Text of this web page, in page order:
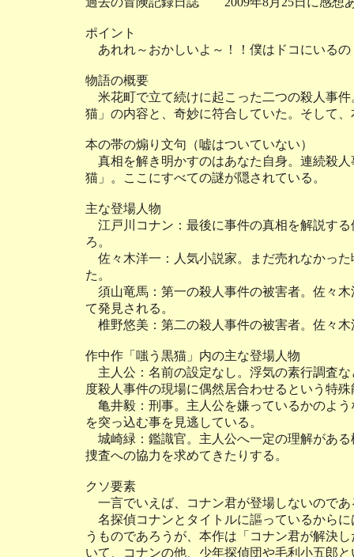
ポイント
あれれ～おかしいよ～！！僕はドコにいるの
物語の概要
米花町で立て続けに起こった二つの殺人事
猫」の内容と、奇妙に符合していた。そして
本の帯の煽り文句（嘘はついていない）
真相を解き明かすのはあなた自身。連続殺
猫」。ここにすべての謎が隠されている。
主な登場人物
江戸川コナン：最後に事件の真相を解説す
ろ。
佐々木洋一：人気小説家。まだ売れなかっ
た。
須山竜馬：第一の殺人事件の被害者。佐々
て発見される。
椎野悠美：第二の殺人事件の被害者。佐々木
作中作「嗤う黒猫」内の主な登場人物
主人公：名前の設定なし。浮気の素行調査
度殺人事件の現場に偶然居合わせるという特
亀井毅：刑事。主人公を嫌っているかのよ
を突っ込む事を見逃している。
城崎緑：鑑識官。主人公へ一定の理解があ
捜査への協力を求めてきたりする。
クソ要素
一言でいえば、コナン君が登場しないのであ
名探偵コナンとタイトルに謳っているから
うものであろうが、本作は「コナン君が解決
いて、コナンの他、少年探偵団や毛利小五郎